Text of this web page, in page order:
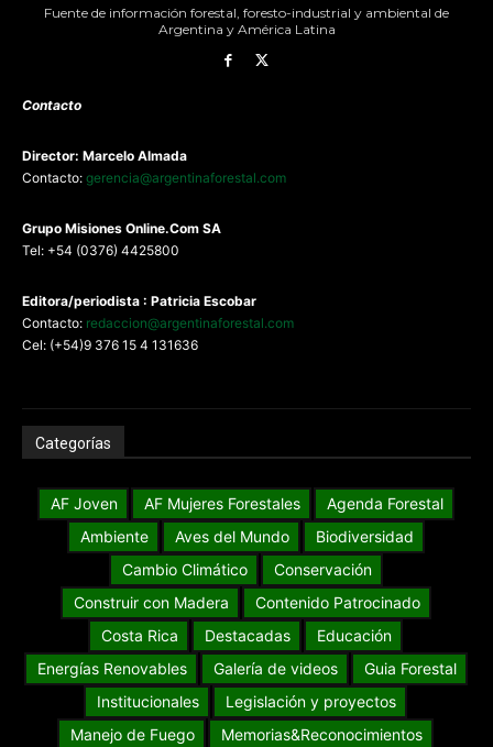
Fuente de información forestal, foresto-industrial y ambiental de
Argentina y América Latina
Contacto
Director: Marcelo Almada
Contacto: gerencia@argentinaforestal.com
Grupo Misiones Online.Com SA
Tel: +54 (0376) 4425800
Editora/periodista : Patricia Escobar
Contacto: redaccion@argentinaforestal.com
Cel: (+54)9 376 15 4 131636
Categorías
AF Joven AF Mujeres Forestales
Agenda Forestal
Ambiente
Aves del Mundo
Biodiversidad
Cambio Climático
Conservación
Construir con Madera
Contenido Patrocinado
Costa Rica
Destacadas
Educación
Energías Renovables
Galería de videos
Guia Forestal
Institucionales
Legislación y proyectos
Manejo de Fuego
Memorias&Reconocimientos